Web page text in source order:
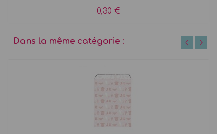
0,30 €
Dans la même catégorie :